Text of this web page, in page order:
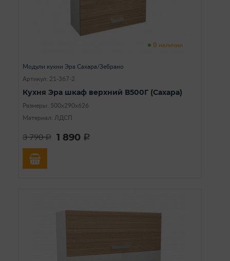
В наличии
Модули кухни Эра Сахара/Зебрано
Артикул: 21-367-2
Кухня Эра шкаф верхний В500Г (Сахара)
Размеры: 500х290х626
Материал: ЛДСП
3 790a 1 890 a